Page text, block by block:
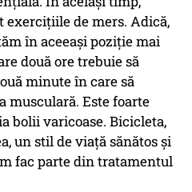
exercițiile de mers. Adică,
în aceeași poziție mai
două ore trebuie să
minute în care să
musculară. Este foarte
bolii varicoase. Bicicleta,
un stil de viață sănătos și
fac parte din tratamentul